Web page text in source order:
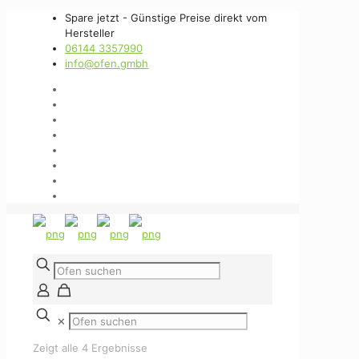
Spare jetzt - Günstige Preise direkt vom
Hersteller
06144 3357990
info@ofen.gmbh
✕
Zeigt alle 4 Ergebnisse